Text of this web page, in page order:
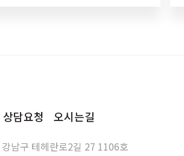
상담요청 오시는길
남구 테헤란로2길 27 1106호